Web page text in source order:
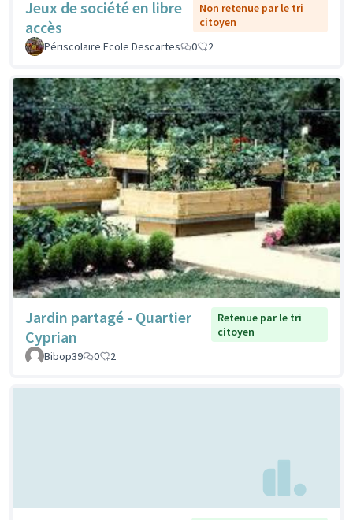
Jeux de société en libre
accès
Non retenue par le tri
citoyen
Périscolaire Ecole Descartes
0 2
Jardin partagé - Quartier
Cyprian
Retenue par le tri
citoyen
Bibop39
0 2